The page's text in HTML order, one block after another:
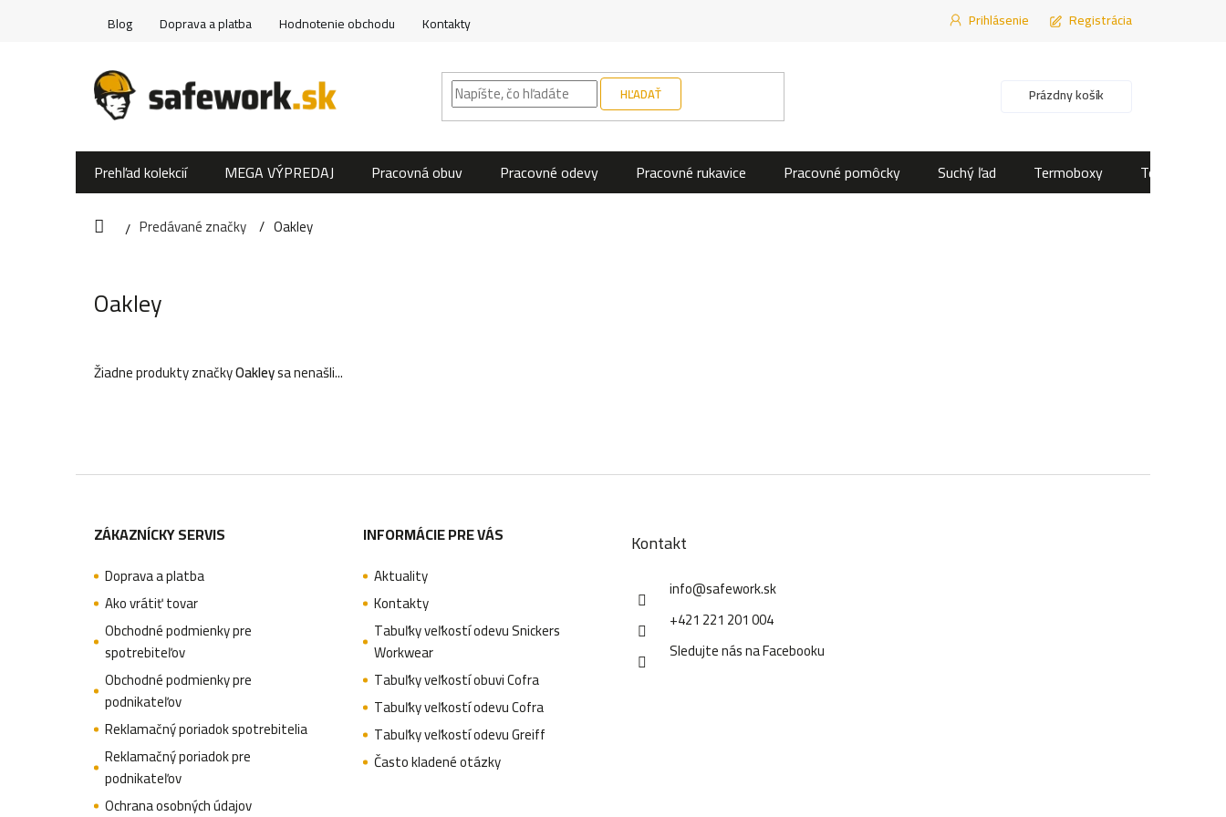
Blog Doprava a platba Hodnotenie obchodu Kontakty Prihlásenie Registrácia
HĽADAŤ Nákupný košík
Prázdny košík
Prehľad kolekcií MEGA VÝPREDAJ Pracovná obuv Pracovné odevy Pracovné rukavice Pracovné pomôcky Suchý ľad Termoboxy Termotašky
DomovPredávané značky Oakley
Oakley
Žiadne produkty značkyOakleysa nenašli...
ZÁKAZNÍCKY SERVIS
Doprava a platba
Ako vrátiť tovar
Obchodné podmienky pre
spotrebiteľov
Obchodné podmienky pre
podnikateľov
Reklamačný poriadok spotrebitelia
Reklamačný poriadok pre
podnikateľov
Ochrana osobných údajov
INFORMÁCIE PRE VÁS
Aktuality
Kontakty
Tabuľky veľkostí odevu Snickers
Workwear
Tabuľky veľkostí obuvi Cofra
Tabuľky veľkostí odevu Cofra
Tabuľky veľkostí odevu Greiff
Často kladené otázky
Kontakt
info@safework.sk
+421 221 201 004
Sledujte nás na Facebooku